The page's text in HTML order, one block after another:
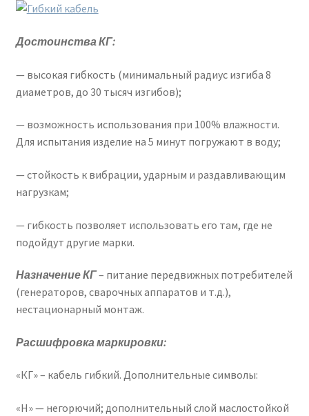
Достоинства КГ:
— высокая гибкость (минимальный радиус изгиба 8
диаметров, до 30 тысяч изгибов);
— возможность использования при 100% влажности.
Для испытания изделие на 5 минут погружают в воду;
— стойкость к вибрации, ударным и раздавливающим
нагрузкам;
— гибкость позволяет использовать его там, где не
подойдут другие марки.
Назначение КГ– питание передвижных потребителей
(генераторов, сварочных аппаратов и т.д.),
нестационарный монтаж.
Расшифровка маркировки:
«КГ» – кабель гибкий. Дополнительные символы:
«Н» — негорючий; дополнительный слой маслостойкой